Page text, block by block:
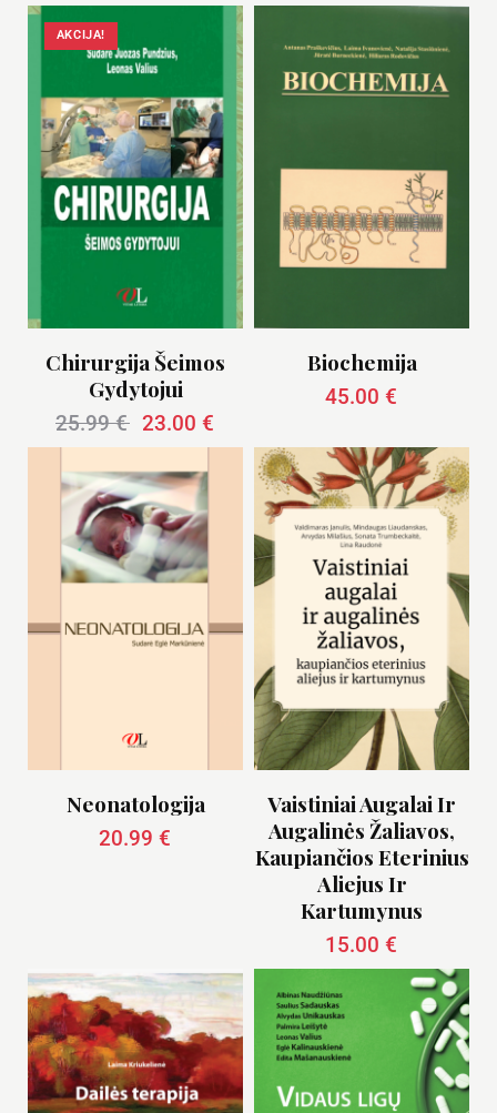
AKCIJA!
Chirurgija Šeimos
Gydytojui
25.99€ 23.00 €
Biochemija
45.00 €
Neonatologija
20.99 €
Vaistiniai Augalai Ir
Augalinės Žaliavos,
Kaupiančios Eterinius
Aliejus Ir
Kartumynus
15.00 €